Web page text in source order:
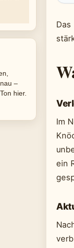
Im
ein